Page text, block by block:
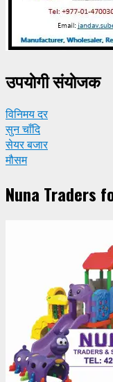
उपयाेगी संयाेजक
विनिमय दर
सुन चाँदि
सेयर बजार
मौसम
Nuna Traders